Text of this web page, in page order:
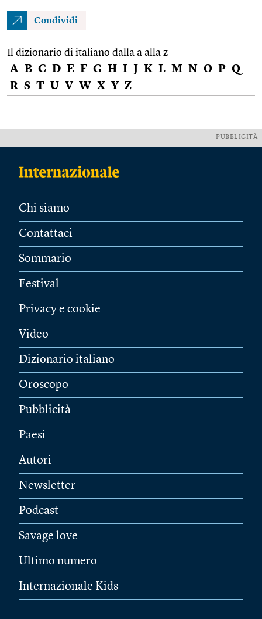
Condividi
Il dizionario di italiano dalla a alla z
A B C D E F G H I J K L M N O P Q
R S T U V W X Y Z
PUBBLICITÀ
Chi siamo
Contattaci
Sommario
Festival
Privacy e cookie
Video
Dizionario italiano
Oroscopo
Pubblicità
Paesi
Autori
Newsletter
Podcast
Savage love
Ultimo numero
Internazionale Kids